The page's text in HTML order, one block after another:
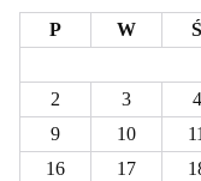
P
W Ś
2
3 4
9
10 11
16
17